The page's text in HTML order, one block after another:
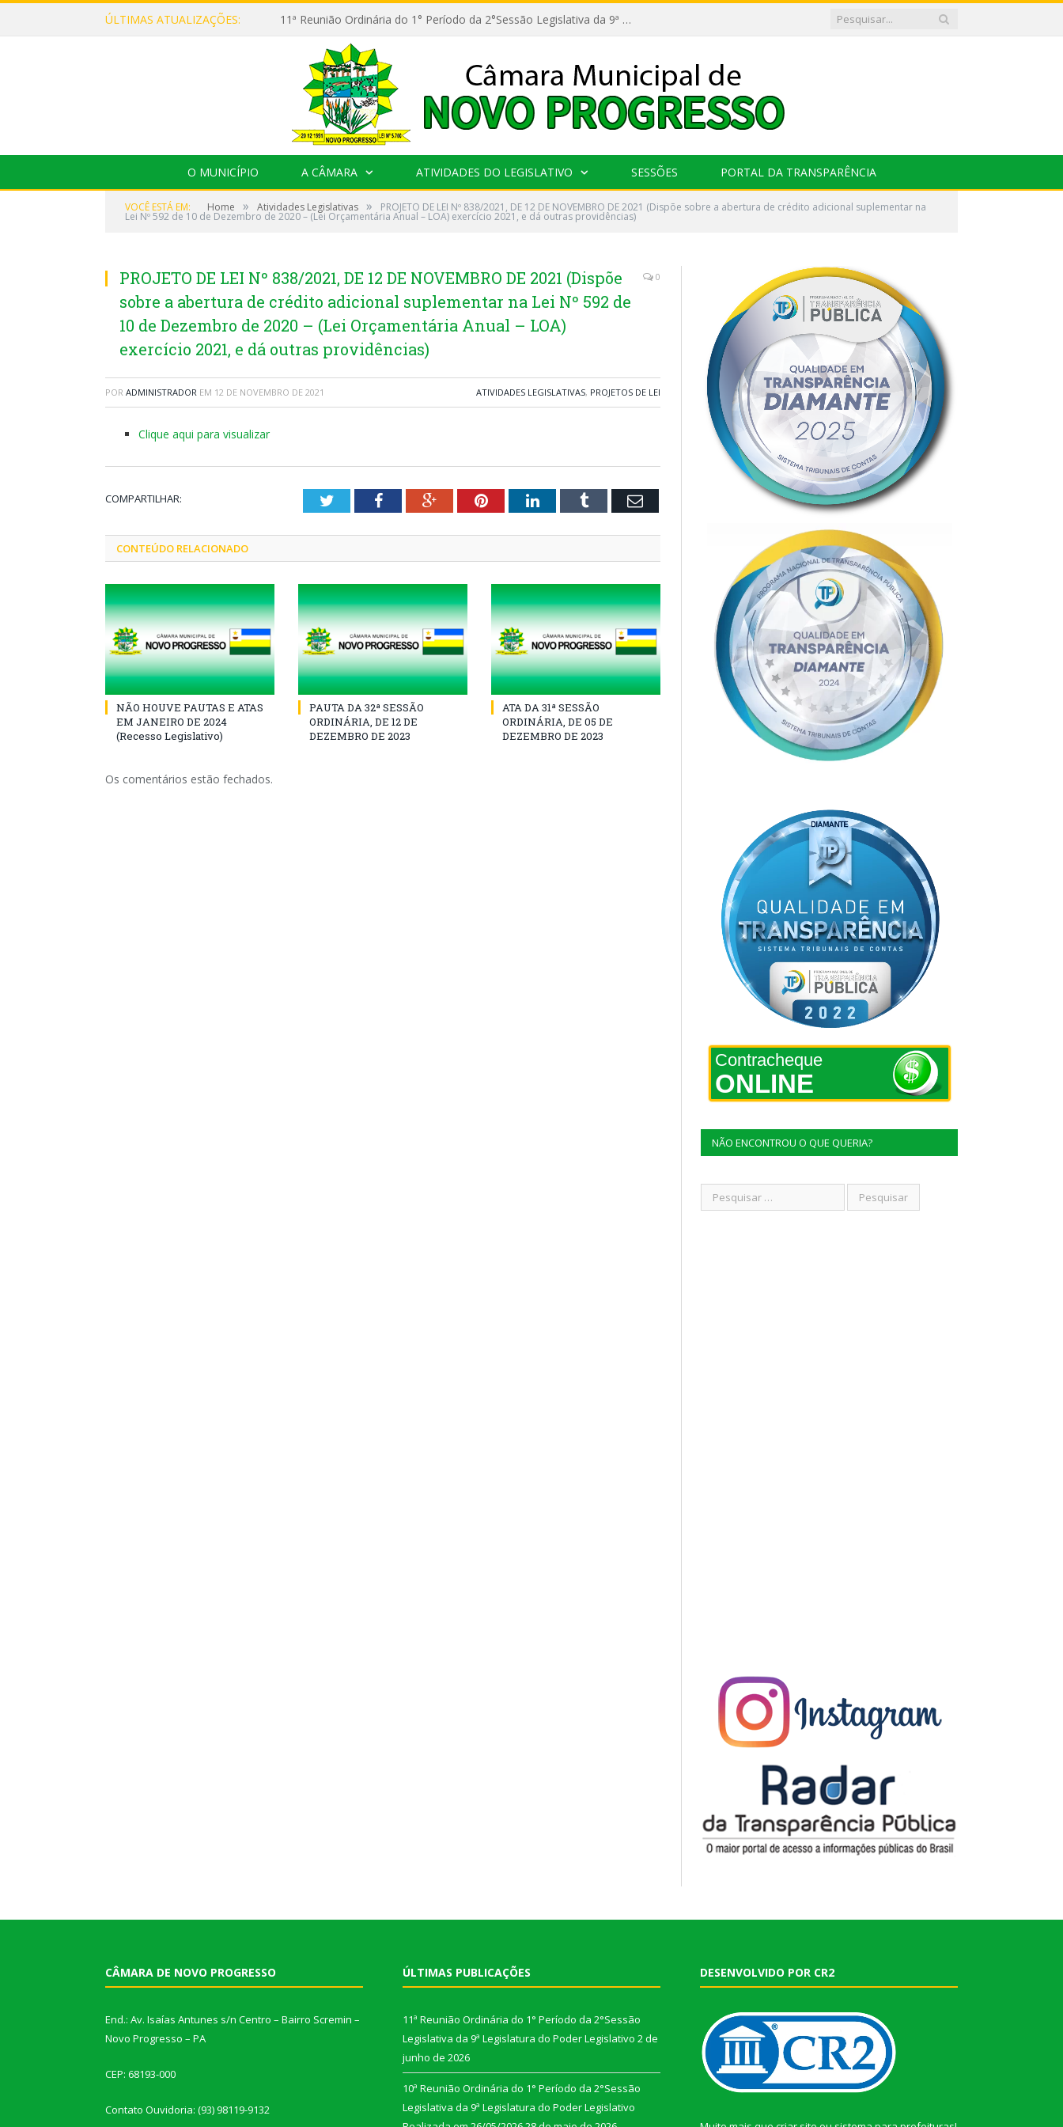
ÚLTIMAS ATUALIZAÇÕES: 11ª Reunião Ordinária do 1° Período da 2°Sessão Legislativa da 9ª Legislatura do Poder Legislativo
O MUNICÍPIO A CÂMARA ATIVIDADES DO LEGISLATIVO SESSÕES PORTAL DA TRANSPARÊNCIA
VOCÊ ESTÁ EM: Home » Atividades Legislativas » PROJETO DE LEI Nº 838/2021, DE 12 DE NOVEMBRO DE 2021 (Dispõe sobre a abertura de crédito adicional suplementar na
Lei Nº 592 de 10 de Dezembro de 2020 – (Lei Orçamentária Anual – LOA) exercício 2021, e dá outras providências)
PROJETO DE LEI Nº 838/2021, DE 12 DE NOVEMBRO DE 2021 (Dispõe
sobre a abertura de crédito adicional suplementar na Lei Nº 592 de
10 de Dezembro de 2020 – (Lei Orçamentária Anual – LOA)
exercício 2021, e dá outras providências)
0
POR ADMINISTRADOR EM 12 DE NOVEMBRO DE 2021 ATIVIDADES LEGISLATIVAS, PROJETOS DE LEI
Clique aqui para visualizar
COMPARTILHAR: TwitterFacebookGoogle+PinterestLinkedInTumblr Email
CONTEÚDO RELACIONADO
NÃO HOUVE PAUTAS E ATAS
EM JANEIRO DE 2024
(Recesso Legislativo)
PAUTA DA 32ª SESSÃO
ORDINÁRIA, DE 12 DE
DEZEMBRO DE 2023
ATA DA 31ª SESSÃO
ORDINÁRIA, DE 05 DE
DEZEMBRO DE 2023
Os comentários estão fechados.
Contracheque
ONLINE
NÃO ENCONTROU O QUE QUERIA?
CÂMARA DE NOVO PROGRESSO
End.: Av. Isaías Antunes s/n Centro – Bairro Scremin –
Novo Progresso – PA
CEP: 68193-000
Contato Ouvidoria: (93) 98119-9132
ÚLTIMAS PUBLICAÇÕES
11ª Reunião Ordinária do 1° Período da 2°Sessão
Legislativa da 9ª Legislatura do Poder Legislativo 2 de
junho de 2026
10ª Reunião Ordinária do 1° Período da 2°Sessão
Legislativa da 9ª Legislatura do Poder Legislativo
DESENVOLVIDO POR CR2